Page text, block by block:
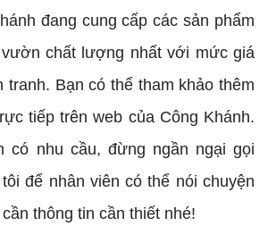
đang cung cấp các sản phẩm
chất lượng nhất với mức giá
Bạn có thể tham khảo thêm
tiếp trên web của Công Khánh.
có nhu cầu, đừng ngần ngại gọi
để nhân viên có thể nói chuyện
thông tin cần thiết nhé!